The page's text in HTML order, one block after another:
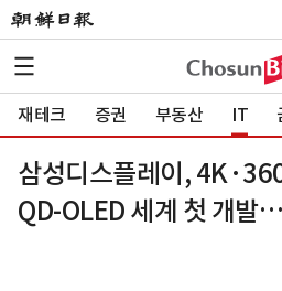
재테크 증권 부동산 IT
삼성디스플레이,
QD-OLED 세계 첫 개발